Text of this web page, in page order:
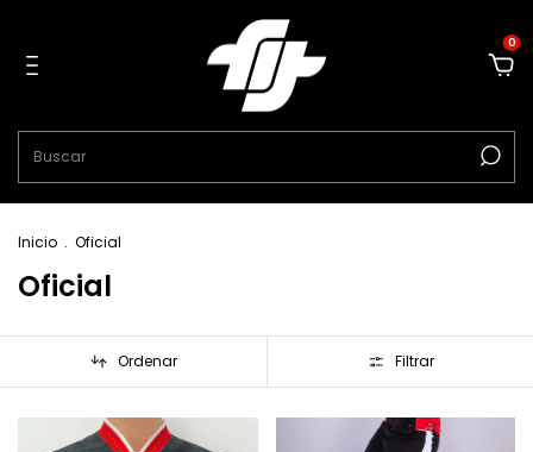
0
Inicio . Oficial
Oficial
Ordenar Filtrar